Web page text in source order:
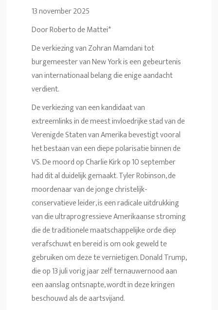
13 november 2025
Door Roberto de Mattei*
De verkiezing van Zohran Mamdani tot
burgemeester van New York is een gebeurtenis
van internationaal belang die enige aandacht
verdient.
De verkiezing van een kandidaat van
extreemlinks in de meest invloedrijke stad van de
Verenigde Staten van Amerika bevestigt vooral
het bestaan van een diepe polarisatie binnen de
VS. De moord op Charlie Kirk op 10 september
had dit al duidelijk gemaakt. Tyler Robinson, de
moordenaar van de jonge christelijk-
conservatieve leider, is een radicale uitdrukking
van die ultraprogressieve Amerikaanse stroming
die de traditionele maatschappelijke orde diep
verafschuwt en bereid is om ook geweld te
gebruiken om deze te vernietigen. Donald Trump,
die op 13 juli vorig jaar zelf ternauwernood aan
een aanslag ontsnapte, wordt in deze kringen
beschouwd als de aartsvijand.